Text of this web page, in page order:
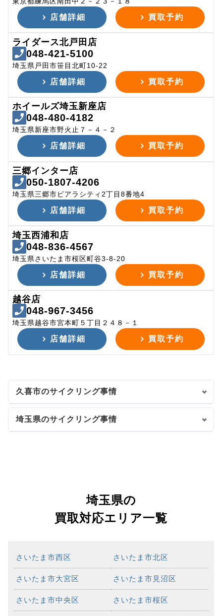
店舗詳細 買取予約
ライダース北戸田店
048-421-5100
埼玉県戸田市笹目北町10-22
店舗詳細 買取予約
ホイールズ埼玉新座店
048-480-4182
埼玉県新座市野火止７－４－２
店舗詳細 買取予約
三郷インター店
050-1807-4206
埼玉県三郷市ピアラシティ2丁目8番地4
店舗詳細 買取予約
埼玉西浦和店
048-836-4567
埼玉県さいたま市桜区町谷3-8-20
店舗詳細 買取予約
越谷店
048-967-3456
埼玉県越谷市宮本町５丁目２４８－１
店舗詳細 買取予約
久喜市のサイクリング事情
埼玉県のサイクリング事情
埼玉県の
買取対応エリア一覧
さいたま市西区 さいたま市北区
さいたま市大宮区 さいたま市見沼区
さいたま市中央区 さいたま市桜区